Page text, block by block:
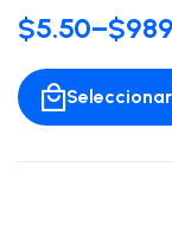
$5.50–$